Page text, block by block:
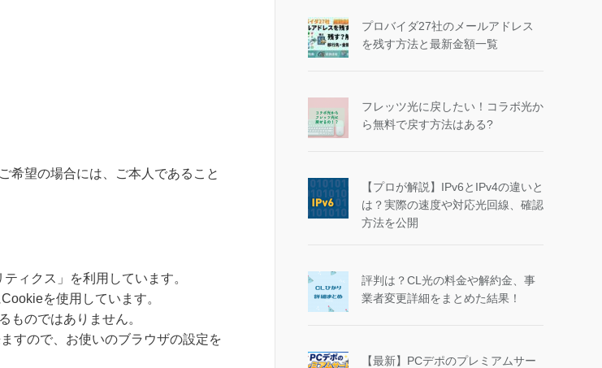
希望の場合には、ご本人であること
ィクス」を利用しています。
を使用しています。
ものではありません。
すので、お使いのブラウザの設定を
プロバイダ27社のメールアドレス
を残す方法と最新金額一覧
フレッツ光に戻したい！コラボ光か
ら無料で戻す方法はある?
【プロが解説】IPv6とIPv4の違いと
は？実際の速度や対応光回線、確認
方法を公開
評判は？CL光の料金や解約金、事
業者変更詳細をまとめた結果！
【最新】PCデポのプレミアムサー